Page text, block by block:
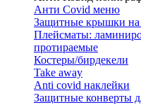
Анти Covid меню
Защитные крышки на
Плейсматы:
протираемые
Костеры/бирдекели
Take away
Anti covid наклейки
Защитные конверты